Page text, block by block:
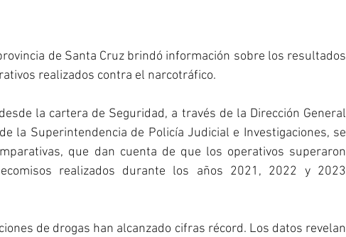
de Santa Cruz brindó información sobre los resultados
realizados contra el narcotráfico.
la cartera de Seguridad, a través de la Dirección General
la Superintendencia de Policía Judicial e Investigaciones, se
que dan cuenta de que los operativos superaron
realizados durante los años 2021, 2022 y 2023
de drogas han alcanzado cifras récord. Los datos revelan